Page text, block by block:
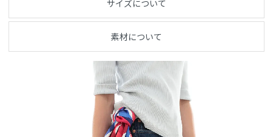
サイズについて
素材について